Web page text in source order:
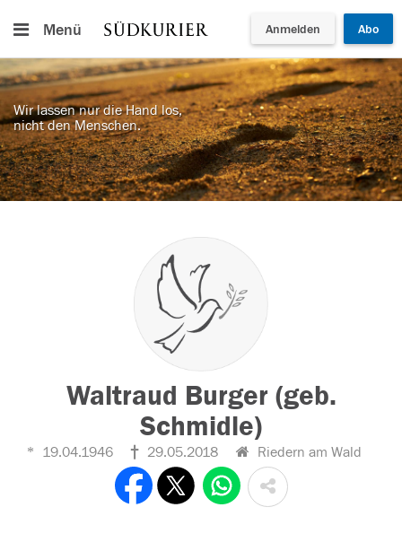
Menü Anmelden Abo
Wir lassen nur die Hand los,
nicht den Menschen.
Waltraud Burger (geb.
Schmidle)
19.04.1946 29.05.2018 Riedern am Wald